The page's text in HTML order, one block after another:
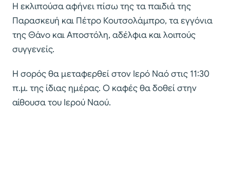
Η εκλιπούσα αφήνει πίσω της τα παιδιά της
Παρασκευή και Πέτρο Κουτσολάμπρο, τα εγγόνια
της Θάνο και Αποστόλη, αδέλφια και λοιπούς
συγγενείς.
Η σορός θα μεταφερθεί στον Ιερό Ναό στις 11:30
π.μ. της ίδιας ημέρας. Ο καφές θα δοθεί στην
αίθουσα του Ιερού Ναού.